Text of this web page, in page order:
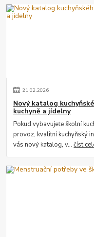
21.02.2026
Nový katalog
kuchyně a jídelny
Pokud vybavujete školní
provoz, kvalitní kuchyňský
vás nový katalog, v...číst